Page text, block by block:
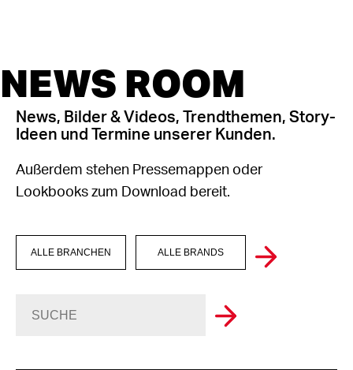
NEWS ROOM
News, Bilder & Videos, Trendthemen, Story-
Ideen und Termine unserer Kunden.
Außerdem stehen Pressemappen oder
Lookbooks zum Download bereit.
ALLE BRANCHEN ALLE BRANDS